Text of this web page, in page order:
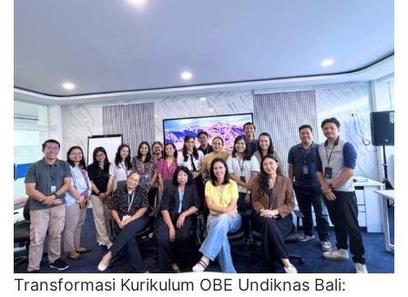
Transformasi Kurikulum OBE Undiknas Bali: